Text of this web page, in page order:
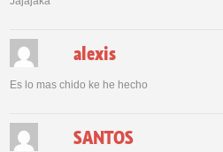
alexis
Es lo mas chido ke he hecho
SANTOS